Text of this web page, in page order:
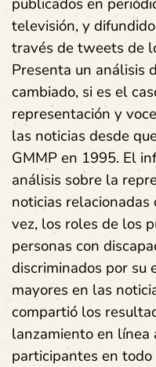
televisión, y
través de tweets de
Presenta un análisis
cambiado, si es el
representación y
las noticias desde
GMMP en 1995. El
análisis sobre la
noticias relacionadas
vez, los roles de los
personas con
discriminados por su
mayores en las
compartió los
lanzamiento en línea
participantes en todo